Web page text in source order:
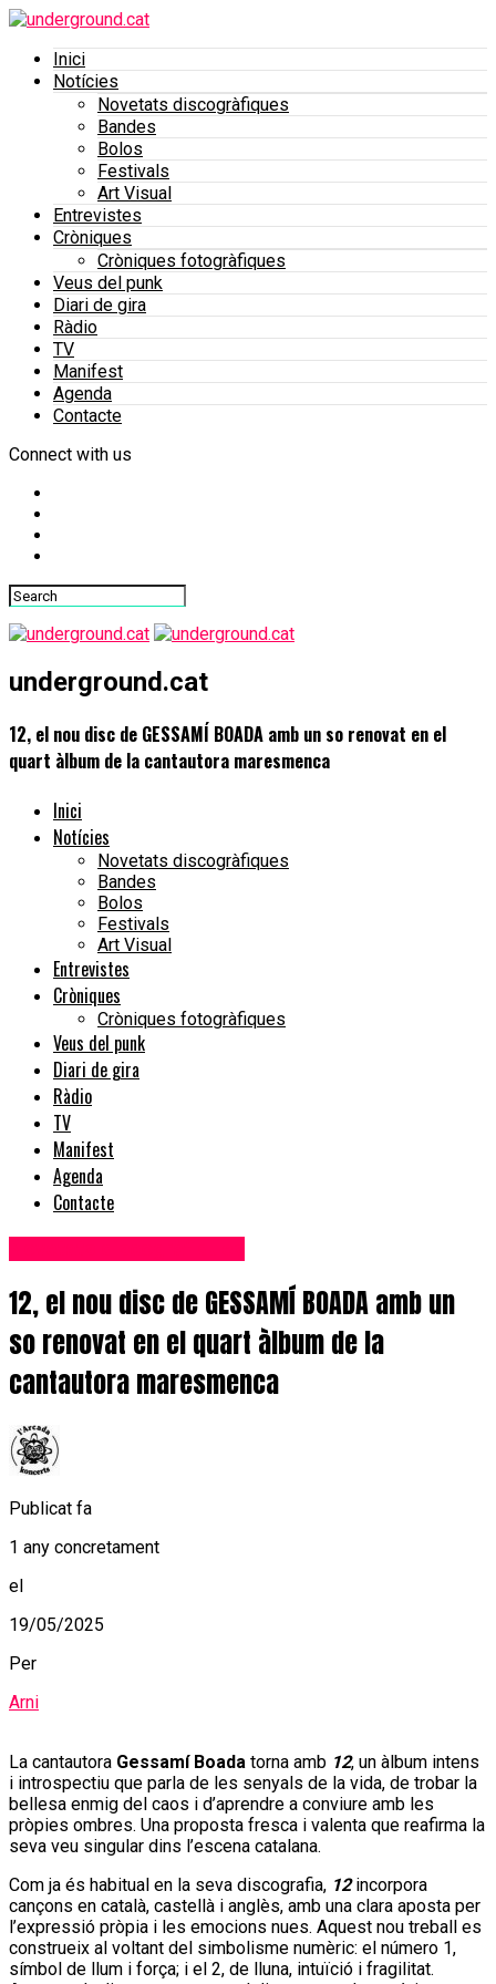
Inici
Notícies
Novetats discogràfiques
Bandes
Bolos
Festivals
Art Visual
Entrevistes
Cròniques
Cròniques fotogràfiques
Veus del punk
Diari de gira
Ràdio
TV
Manifest
Agenda
Contacte
Connect with us
underground.cat
12, el nou disc de GESSAMÍ BOADA amb un so renovat en el
quart àlbum de la cantautora maresmenca
Inici
Notícies
Novetats discogràfiques
Bandes
Bolos
Festivals
Art Visual
Entrevistes
Cròniques
Cròniques fotogràfiques
Veus del punk
Diari de gira
Ràdio
TV
Manifest
Agenda
Contacte
12, el nou disc de GESSAMÍ BOADA amb un
so renovat en el quart àlbum de la
cantautora maresmenca
Publicat fa
1 any concretament
el
19/05/2025
Per
Arni
La cantautora Gessamí Boada torna amb 12, un àlbum intens
i introspectiu que parla de les senyals de la vida, de trobar la
bellesa enmig del caos i d’aprendre a conviure amb les
pròpies ombres. Una proposta fresca i valenta que reafirma la
seva veu singular dins l’escena catalana.
Com ja és habitual en la seva discografia, 12 incorpora
cançons en català, castellà i anglès, amb una clara aposta per
l’expressió pròpia i les emocions nues. Aquest nou treball es
construeix al voltant del simbolisme numèric: el número 1,
símbol de llum i força; i el 2, de lluna, intuïció i fragilitat.